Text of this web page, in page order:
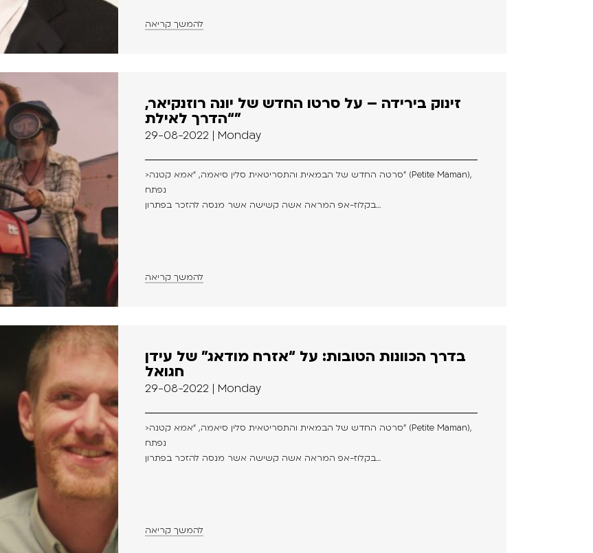
להמשך קריאה
זינוק בירידה – על סרטו החדש של יונה רוזנקיאר,
“הדרך לאילת”
29-08-2022 | Monday
>סרטה החדש של הבמאית והתסריטאית סלין סיאמה, “אמא קטנה” (Petite Maman),
נפתח
בקלוז-אפ המראה אשה קשישה אשר מנסה להזכר בפתרון…
להמשך קריאה
בדרך הכוונות הטובות: על “אזרח מודאג” של עידן
חגואל
29-08-2022 | Monday
>סרטה החדש של הבמאית והתסריטאית סלין סיאמה, “אמא קטנה” (Petite Maman),
נפתח
בקלוז-אפ המראה אשה קשישה אשר מנסה להזכר בפתרון…
להמשך קריאה